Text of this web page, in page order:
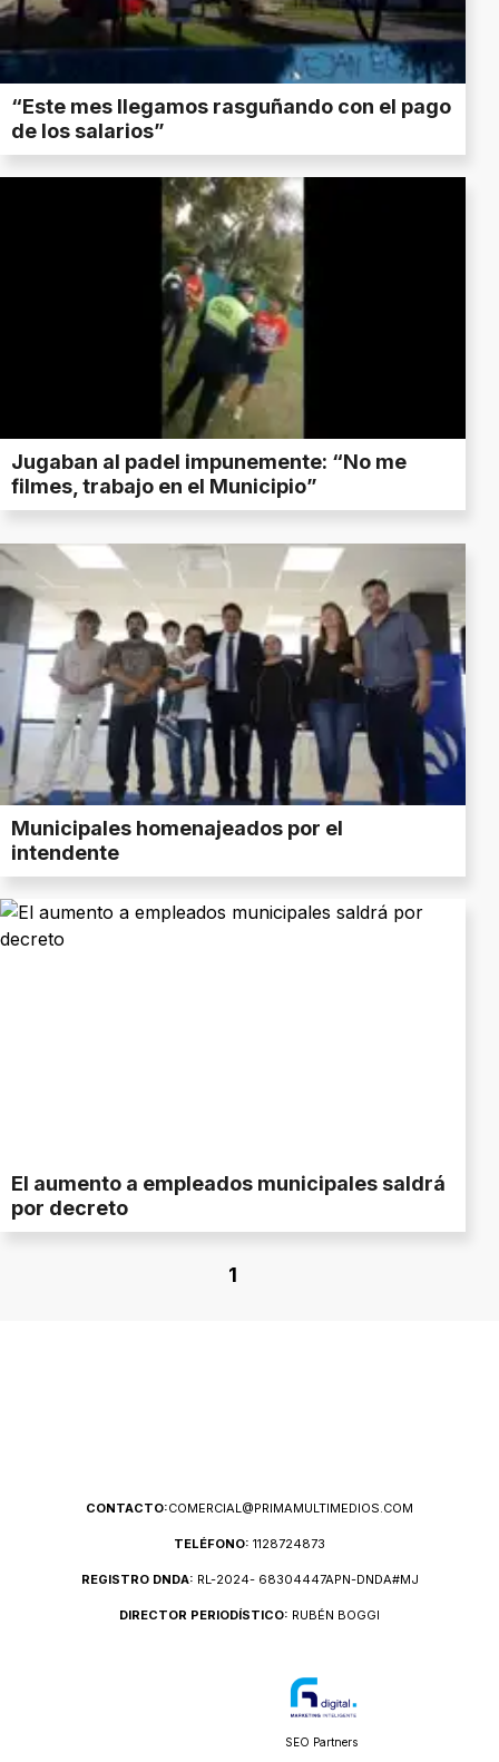
“Este mes llegamos rasguñando con el pago
de los salarios”
Jugaban al padel impunemente: “No me
filmes, trabajo en el Municipio”
Municipales homenajeados por el
intendente
El aumento a empleados municipales saldrá
por decreto
1
CONTACTO:COMERCIAL@PRIMAMULTIMEDIOS.COM
TELÉFONO: 1128724873
REGISTRO DNDA: RL-2024- 68304447APN-DNDA#MJ
DIRECTOR PERIODÍSTICO: RUBÉN BOGGI
SEO Partners